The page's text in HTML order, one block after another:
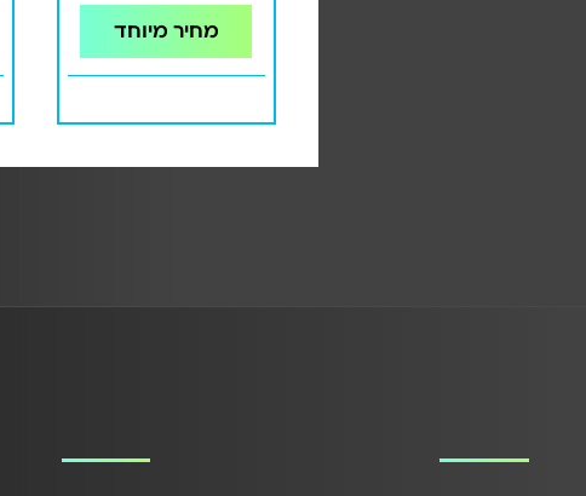
מחיר מיוחד